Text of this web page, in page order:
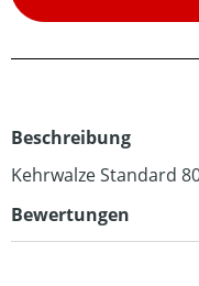
Beschreibung
Kehrwalze Standard
Bewertungen